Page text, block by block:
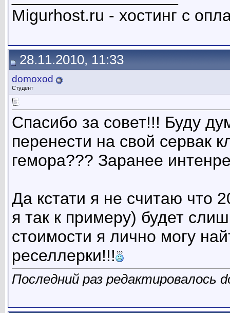
Migurhost.ru - хостинг с
28.11.2010, 11:33
domoxod
Студент
Спасибо за совет!!! Буду
перенести на свой сервак
гемора??? Заранее
Да кстати я не считаю что
я так к примеру) будет
стоимости я лично могу
реселлерки!!!
Последний раз редактировалось